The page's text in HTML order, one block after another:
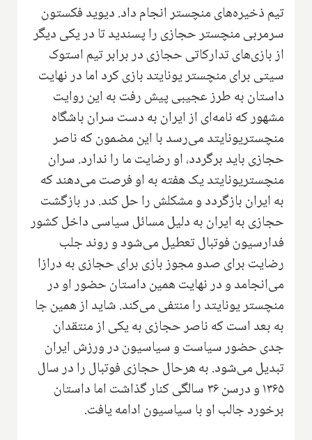
تیم ذخیره‌های منچستر انجام داد. دیوید فکستون
سرمربی منچستر حجازی را پسندید تا در یکی دیگر
از بازی‌های تدارکاتی حجازی در برابر تیم استوک
سیتی برای منچستر یونایتد بازی کرد اما در نهایت
داستان به طرز عجیبی پیش رفت به این روایت
مشهور که نامه‌ای از ایران به دست سران باشگاه
منچستریونایتد می‌رسد با این مضمون که ناصر
حجازی باید برگردد، او رضایت ما را ندارد. سران
منچستریونایتد یک هفته به او فرصت می‌دهند که
به ایران بازگردد و مشکلش را حل کند. در بازگشت
حجازی به ایران به دلیل مسائل سیاسی داخل کشور
فدارسیون فوتبال تعطیل می‌شود و روند جلب
رضایت برای صدو مجوز بازی برای حجازی به درازا
می‌انجامد و در نهایت همین داستان حضور او در
منچستر یونایتد را منتفی می‌کند. شاید از همین جا
به بعد است که ناصر حجازی به یکی از منتقدان
جدی حضور سیاست و سیاسیون در ورزش ایران
تبدیل می‌شود. به هرحال حجازی فوتبال را در سال
۱۳۶۵ و درسن ۳۶ سالگی کنار گذاشت اما داستان
برخورد جالب او با سیاسیون ادامه یافت.